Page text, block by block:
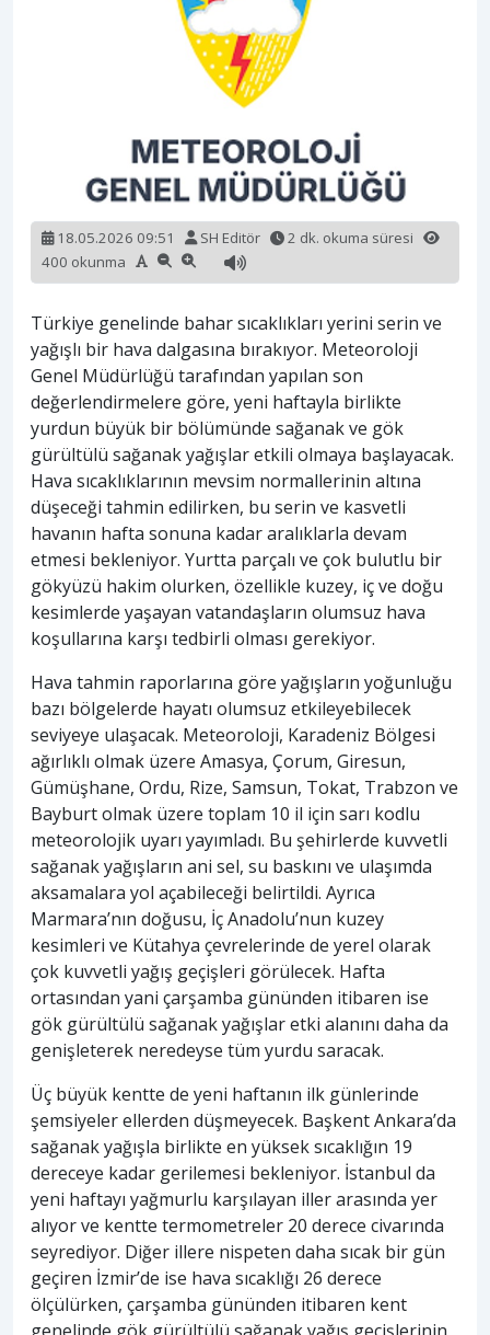
18.05.2026 09:51 SH Editör
2 dk. okuma süresi
400 okunma
Türkiye genelinde bahar sıcaklıkları yerini serin ve
yağışlı bir hava dalgasına bırakıyor. Meteoroloji
Genel Müdürlüğü tarafından yapılan son
değerlendirmelere göre, yeni haftayla birlikte
yurdun büyük bir bölümünde sağanak ve gök
gürültülü sağanak yağışlar etkili olmaya başlayacak.
Hava sıcaklıklarının mevsim normallerinin altına
düşeceği tahmin edilirken, bu serin ve kasvetli
havanın hafta sonuna kadar aralıklarla devam
etmesi bekleniyor. Yurtta parçalı ve çok bulutlu bir
gökyüzü hakim olurken, özellikle kuzey, iç ve doğu
kesimlerde yaşayan vatandaşların olumsuz hava
koşullarına karşı tedbirli olması gerekiyor.
Hava tahmin raporlarına göre yağışların yoğunluğu
bazı bölgelerde hayatı olumsuz etkileyebilecek
seviyeye ulaşacak. Meteoroloji, Karadeniz Bölgesi
ağırlıklı olmak üzere Amasya, Çorum, Giresun,
Gümüşhane, Ordu, Rize, Samsun, Tokat, Trabzon ve
Bayburt olmak üzere toplam 10 il için sarı kodlu
meteorolojik uyarı yayımladı. Bu şehirlerde kuvvetli
sağanak yağışların ani sel, su baskını ve ulaşımda
aksamalara yol açabileceği belirtildi. Ayrıca
Marmara’nın doğusu, İç Anadolu’nun kuzey
kesimleri ve Kütahya çevrelerinde de yerel olarak
çok kuvvetli yağış geçişleri görülecek. Hafta
ortasından yani çarşamba gününden itibaren ise
gök gürültülü sağanak yağışlar etki alanını daha da
genişleterek neredeyse tüm yurdu saracak.
Üç büyük kentte de yeni haftanın ilk günlerinde
şemsiyeler ellerden düşmeyecek. Başkent Ankara’da
sağanak yağışla birlikte en yüksek sıcaklığın 19
dereceye kadar gerilemesi bekleniyor. İstanbul da
yeni haftayı yağmurlu karşılayan iller arasında yer
alıyor ve kentte termometreler 20 derece civarında
seyrediyor. Diğer illere nispeten daha sıcak bir gün
geçiren İzmir’de ise hava sıcaklığı 26 derece
ölçülürken, çarşamba gününden itibaren kent